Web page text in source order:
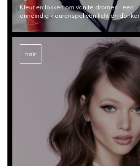
Kleur en lokken om van te dromen : een
onneindig kleurenspel van licht en donker
hair